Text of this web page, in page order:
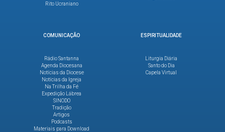
Rito Ucraniano
COMUNICAÇÃO
Rádio Santanna
Agenda Diocesana
Notícias da Diocese
Notícias da Igreja
Na Trilha da Fé
Expedição Lábrea
SINODO
Tradição
Artigos
Podcasts
Materiais para Download
ESPIRITUALIDADE
Liturgia Diária
Santo do Dia
Capela Virtual